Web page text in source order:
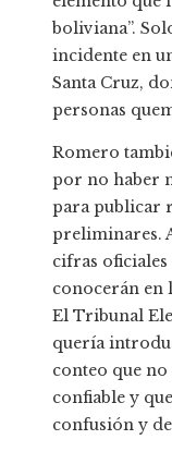
boliviana”.
incidente en
Santa Cruz,
personas
Romero
por no haber
para publicar
preliminares.
cifras oficiales
conocerán en
El Tribunal
quería
conteo que
confiable y
confusión y